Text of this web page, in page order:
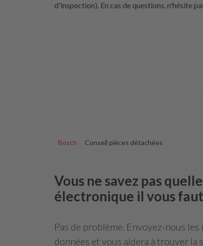
d'inspection). En cas de questions, n'hésite
Bosch Conseil pièces détachées
Vous ne savez pas
électronique il vous
Pas de problème. Envoyez-nous
données et vous aidera à trouver la